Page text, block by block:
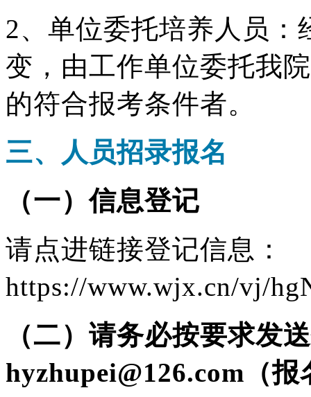
2、单位委托培养人员
变，由工作单位委托我
的符合报考条件者。
三、人员招录报名
（一）信息登记
请点进链接登记信息：
https://www.wjx.cn/vj/
（二）请务必按要求发
hyzhupei@126.com （